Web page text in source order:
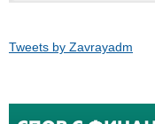
Tweets by Zavrayadm